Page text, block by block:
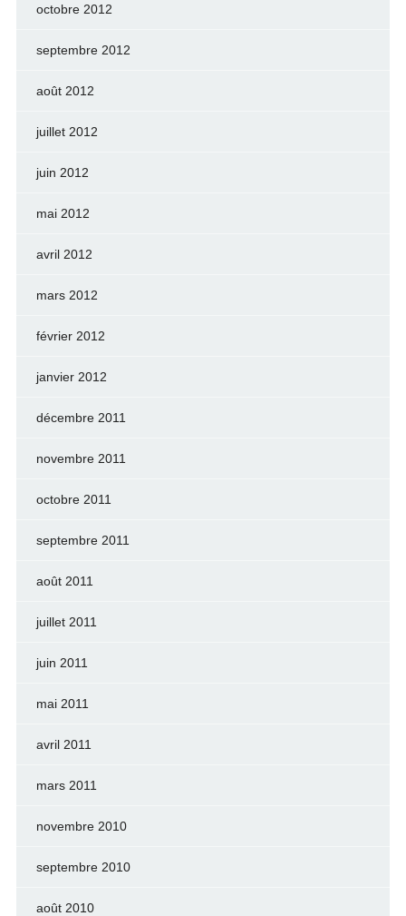
octobre 2012
septembre 2012
août 2012
juillet 2012
juin 2012
mai 2012
avril 2012
mars 2012
février 2012
janvier 2012
décembre 2011
novembre 2011
octobre 2011
septembre 2011
août 2011
juillet 2011
juin 2011
mai 2011
avril 2011
mars 2011
novembre 2010
septembre 2010
août 2010